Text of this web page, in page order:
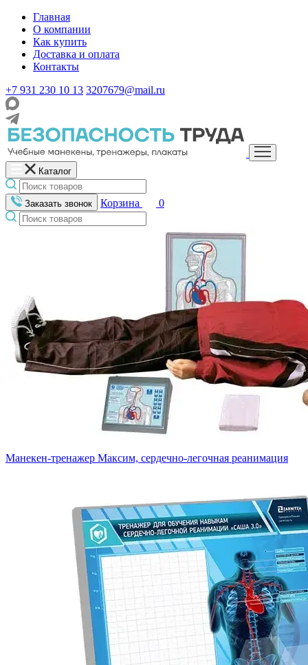
Главная
О компании
Как купить
Доставка и оплата
Контакты
+7 931 230 10 13 3207679@mail.ru
Каталог
Заказать звонок Корзина 0
Манекен-тренажер Максим, сердечно-легочная реанимация